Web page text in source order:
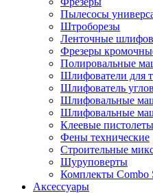
Пылесосы
Штроборезы
Ленточные
Фрезеры
Полировальные
Шлифователи для
Шлифователь
Шлифовальные
Шлифовальные
Клеевые пистолеты
Фены технические
Строительные
Шуруповерты
Комплекты Combo
Аксессуары